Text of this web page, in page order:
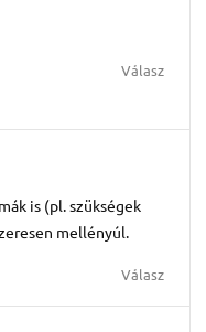
Válasz
is (pl. szükségek
mellényúl.
Válasz